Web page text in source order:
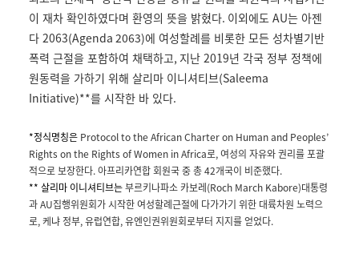
이 재차 확인하였다며 환영의 뜻을 밝혔다. 이외에도 AU는 아젠
다 2063(Agenda 2063)에 여성할례를 비롯한 모든 성차별기반
폭력 근절을 포함하여 채택하고, 지난 2019년 각국 정부 정책에
원동력을 가하기 위해 살리마 이니셔티브(Saleema
Initiative)**를 시작한 바 있다.
*정식명칭은 Protocol to the African Charter on Human and Peoples’
Rights on the Rights of Women in Africa로,여성의 자유와 권리를 포괄
적으로 보장한다.아프리카연합 회원국 중 총42개국이 비준했다.
** 살리마 이니셔티브는부르키나파소 카보레(Roch March Kabore)대통령
과 AU집행위원회가 시작한 여성할례근절에 다가가기 위한 대륙차원 노력으
로,케냐 정부,유럽연합, 유엔인권위원회로부터 지지를 얻었다.